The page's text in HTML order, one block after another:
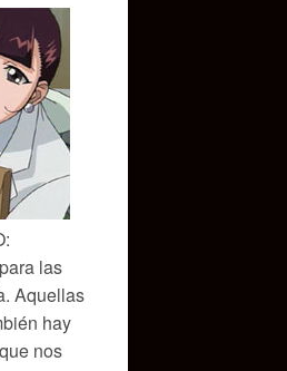
las
Aquellas
hay
nos